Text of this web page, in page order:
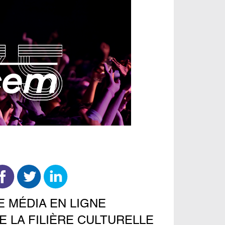
MÉDIA EN LIGNE
LA FILIÈRE CULTURELLE